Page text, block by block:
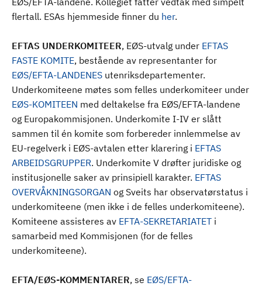
flertall. ESAs hjemmeside finner du her.
EFTAS UNDERKOMITEER, EØS-utvalg under EFTAS
FASTE KOMITE, bestående av representanter for
EØS/EFTA-LANDENES utenriksdepartementer.
Underkomiteene møtes som felles underkomiteer under
EØS-KOMITEEN med deltakelse fra EØS/EFTA-landene
og Europakommisjonen. Underkomite I-IV er slått
sammen til én komite som forbereder innlemmelse av
EU-regelverk i EØS-avtalen etter klarering i EFTAS
ARBEIDSGRUPPER. Underkomite V drøfter juridiske og
institusjonelle saker av prinsipiell karakter. EFTAS
OVERVÅKNINGSORGAN og Sveits har observatørstatus i
underkomiteene (men ikke i de felles underkomiteene).
Komiteene assisteres av EFTA-SEKRETARIATET i
samarbeid med Kommisjonen (for de felles
underkomiteene).
EFTA/EØS-KOMMENTARER, se EØS/EFTA-